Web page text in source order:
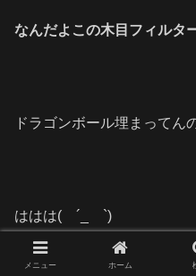
なんだよこの木目フィルタ
ドラゴンボール埋まってん
ははは( ´_ゝ`)
メニュー ホーム